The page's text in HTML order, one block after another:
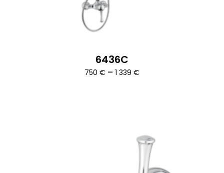
6436C
750 € – 1 339 €Ártartomány: